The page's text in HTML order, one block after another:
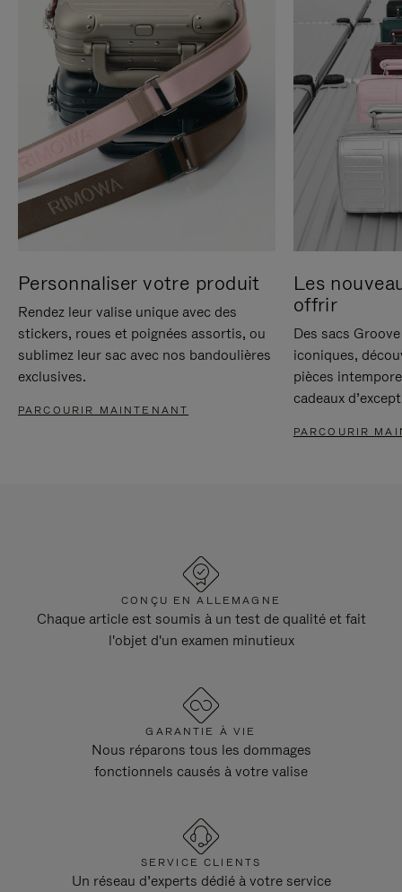
Personnaliser votre produit
Rendez leur valise unique avec des
stickers, roues et poignées assortis, ou
sublimez leur sac avec nos bandoulières
exclusives.
PARCOURIR MAINTENANT
Les
offrir
Des sacs
iconiques,
pièces
cadeaux
PARCOURIR
CONÇU EN ALLEMAGNE
Chaque article est soumis à un test de qualité et fait
l'objet d'un examen minutieux
GARANTIE À VIE
Nous réparons tous les dommages
fonctionnels causés à votre valise
SERVICE CLIENTS
Un réseau d’experts dédié à votre service